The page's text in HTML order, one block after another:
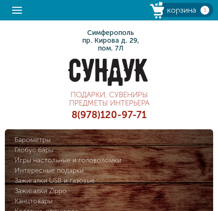
корзина 1
Симферополь
пр. Кирова д. 29,
пом. 7Л
ПОДАРКИ, СУВЕНИРЫ
ПРЕДМЕТЫ ИНТЕРЬЕРА
8(978)120-97-71
Барометры
Глобус бары
Игры настольные и головоломки
Интересные подарки
Зажигалки USB и газовые
Зажигалки Zippo
Канцтовары